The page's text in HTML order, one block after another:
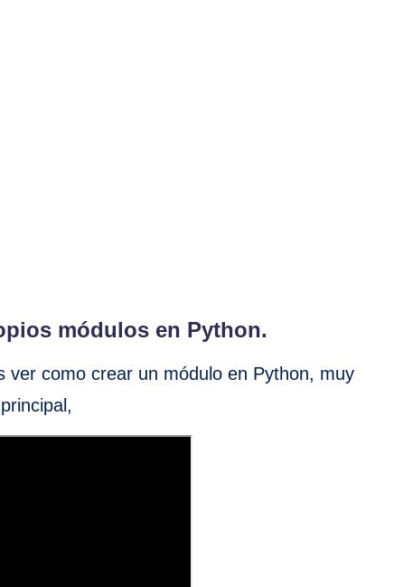
módulos en Python.
ver como crear un módulo en Python, muy